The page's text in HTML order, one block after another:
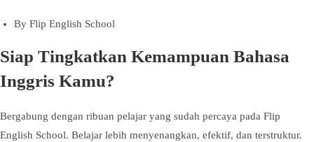
By Flip English School
Siap Tingkatkan Kemampuan Bahasa
Inggris Kamu?
Bergabung dengan ribuan pelajar yang sudah percaya pada Flip
English School. Belajar lebih menyenangkan, efektif, dan terstruktur.